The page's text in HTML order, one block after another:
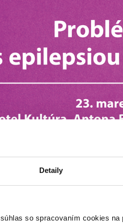
Detaily
so spracovaním cookies